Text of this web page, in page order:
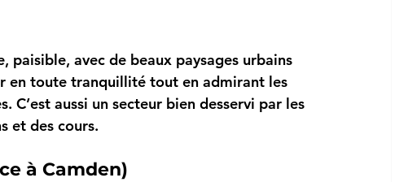
paisible, avec de beaux paysages urbains
en toute tranquillité tout en admirant les
C’est aussi un secteur bien desservi par les
et des cours.
à Camden)